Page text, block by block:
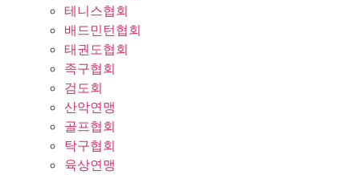
테니스협회
배드민턴협회
태권도협회
족구협회
검도회
산악연맹
골프협회
탁구협회
육상연맹